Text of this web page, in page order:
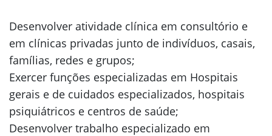
Desenvolver atividade clínica em consultório e
em clínicas privadas junto de indivíduos, casais,
famílias, redes e grupos;
Exercer funções especializadas em Hospitais
gerais e de cuidados especializados, hospitais
psiquiátricos e centros de saúde;
Desenvolver trabalho especializado em